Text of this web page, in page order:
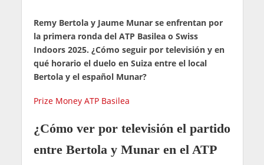
Remy Bertola y Jaume Munar se enfrentan por
la primera ronda del ATP Basilea o Swiss
Indoors 2025. ¿Cómo seguir por televisión y en
qué horario el duelo en Suiza entre el local
Bertola y el español Munar?
Prize Money ATP Basilea
¿Cómo ver por televisión el partido
entre Bertola y Munar en el ATP